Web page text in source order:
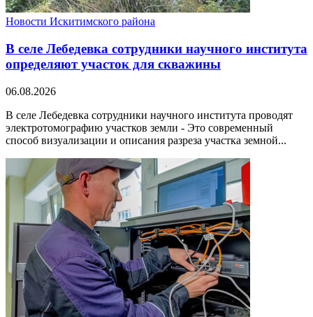
Новости Искитимского района
В селе Лебедевка сотрудники научного института
определяют участок для скважины
06.08.2026
В селе Лебедевка сотрудники научного института проводят
электротомографию участков земли - Это современный
способ визуализации и описания разреза участка земной...